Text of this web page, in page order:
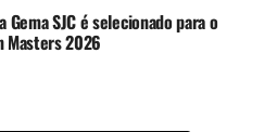
Gema SJC é selecionado para o
Masters 2026